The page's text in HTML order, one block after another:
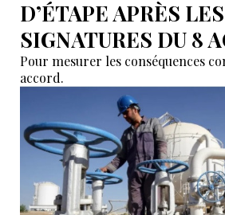
D’ÉTAPE APRÈS LES
SIGNATURES DU 8
Pour mesurer les conséquences
accord.